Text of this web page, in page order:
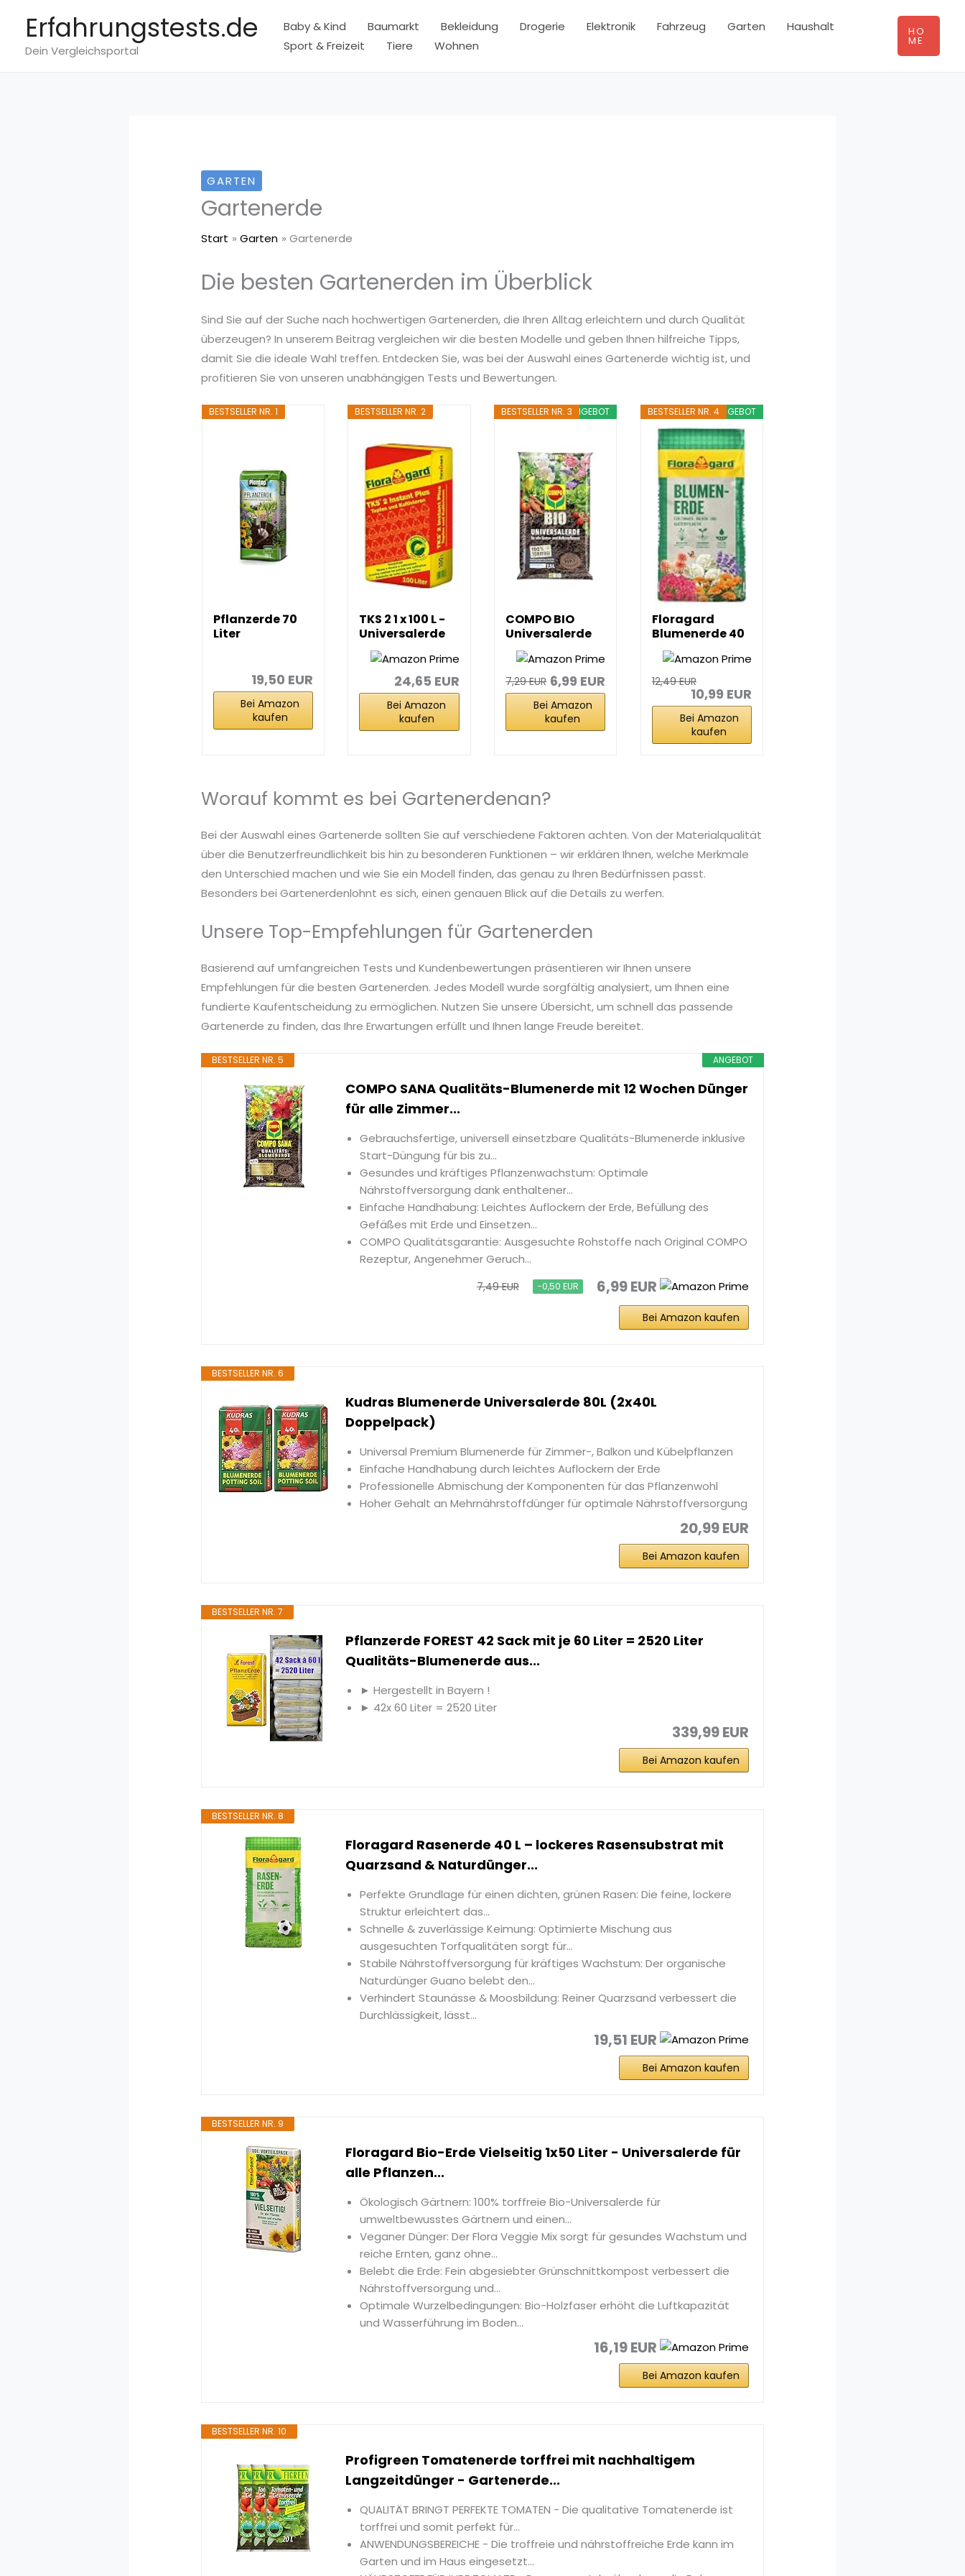
springen
Erfahrungstests.de
Dein Vergleichsportal
Baby & Kind Baumarkt Bekleidung Drogerie Elektronik Fahrzeug Garten
Haushalt
Sport & Freizeit
Tiere Wohnen
HO
ME
GARTEN
Gartenerde
Start Garten Gartenerde
Die besten Gartenerden im Überblick
Sind Sie auf der Suche nach hochwertigen Gartenerden, die Ihren Alltag erleichtern und durch Qualität
überzeugen? In unserem Beitrag vergleichen wir die besten Modelle und geben Ihnen hilfreiche Tipps,
damit Sie die ideale Wahl treffen. Entdecken Sie, was bei der Auswahl eines Gartenerde wichtig ist, und
profitieren Sie von unseren unabhängigen Tests und Bewertungen.
BESTSELLER NR. 1
Pflanzerde 70
Liter
19,50 EUR
Bei Amazon
kaufen
BESTSELLER NR. 2
TKS 2 1 x 100 L -
Universalerde
für...
24,65 EUR
Bei Amazon
kaufen
ANGEBOT
BESTSELLER NR. 3
COMPO BIO
Universalerde
torffrei - für
alle...
7,29 EUR 6,99 EUR
Bei Amazon
kaufen
ANGEBOT
BESTSELLER NR. 4
Floragard
Blumenerde 40
L –
hochwertige...
12,49 EUR
10,99 EUR
Bei Amazon
kaufen
Worauf kommt es bei Gartenerdenan?
Bei der Auswahl eines Gartenerde sollten Sie auf verschiedene Faktoren achten. Von der Materialqualität
über die Benutzerfreundlichkeit bis hin zu besonderen Funktionen – wir erklären Ihnen, welche Merkmale
den Unterschied machen und wie Sie ein Modell finden, das genau zu Ihren Bedürfnissen passt.
Besonders bei Gartenerdenlohnt es sich, einen genauen Blick auf die Details zu werfen.
Unsere Top-Empfehlungen für Gartenerden
Basierend auf umfangreichen Tests und Kundenbewertungen präsentieren wir Ihnen unsere
Empfehlungen für die besten Gartenerden. Jedes Modell wurde sorgfältig analysiert, um Ihnen eine
fundierte Kaufentscheidung zu ermöglichen. Nutzen Sie unsere Übersicht, um schnell das passende
Gartenerde zu finden, das Ihre Erwartungen erfüllt und Ihnen lange Freude bereitet.
ANGEBOT
BESTSELLER NR. 5
COMPO SANA Qualitäts-Blumenerde mit 12 Wochen Dünger
für alle Zimmer...
Gebrauchsfertige, universell einsetzbare Qualitäts-Blumenerde inklusive
Start-Düngung für bis zu...
Gesundes und kräftiges Pflanzenwachstum: Optimale
Nährstoffversorgung dank enthaltener...
Einfache Handhabung: Leichtes Auflockern der Erde, Befüllung des
Gefäßes mit Erde und Einsetzen...
COMPO Qualitätsgarantie: Ausgesuchte Rohstoffe nach Original COMPO
Rezeptur, Angenehmer Geruch...
7,49 EUR −0,50 EUR 6,99 EUR
Bei Amazon kaufen
BESTSELLER NR. 6
Kudras Blumenerde Universalerde 80L (2x40L
Doppelpack)
Universal Premium Blumenerde für Zimmer-, Balkon und Kübelpflanzen
Einfache Handhabung durch leichtes Auflockern der Erde
Professionelle Abmischung der Komponenten für das Pflanzenwohl
Hoher Gehalt an Mehrnährstoffdünger für optimale Nährstoffversorgung
20,99 EUR
Bei Amazon kaufen
BESTSELLER NR. 7
Pflanzerde FOREST 42 Sack mit je 60 Liter = 2520 Liter
Qualitäts-Blumenerde aus...
► Hergestellt in Bayern !
► 42x 60 Liter = 2520 Liter
339,99 EUR
Bei Amazon kaufen
BESTSELLER NR. 8
Floragard Rasenerde 40 L – lockeres Rasensubstrat mit
Quarzsand & Naturdünger...
Perfekte Grundlage für einen dichten, grünen Rasen: Die feine, lockere
Struktur erleichtert das...
Schnelle & zuverlässige Keimung: Optimierte Mischung aus
ausgesuchten Torfqualitäten sorgt für...
Stabile Nährstoffversorgung für kräftiges Wachstum: Der organische
Naturdünger Guano belebt den...
Verhindert Staunässe & Moosbildung: Reiner Quarzsand verbessert die
Durchlässigkeit, lässt...
19,51 EUR
Bei Amazon kaufen
BESTSELLER NR. 9
Floragard Bio-Erde Vielseitig 1x50 Liter - Universalerde für
alle Pflanzen...
Ökologisch Gärtnern: 100% torffreie Bio-Universalerde für
umweltbewusstes Gärtnern und einen...
Veganer Dünger: Der Flora Veggie Mix sorgt für gesundes Wachstum und
reiche Ernten, ganz ohne...
Belebt die Erde: Fein abgesiebter Grünschnittkompost verbessert die
Nährstoffversorgung und...
Optimale Wurzelbedingungen: Bio-Holzfaser erhöht die Luftkapazität
und Wasserführung im Boden...
16,19 EUR
Bei Amazon kaufen
BESTSELLER NR. 10
Profigreen Tomatenerde torffrei mit nachhaltigem
Langzeitdünger - Gartenerde...
QUALITÄT BRINGT PERFEKTE TOMATEN - Die qualitative Tomatenerde ist
torffrei und somit perfekt für...
ANWENDUNGSBEREICHE - Die troffreie und nährstoffreiche Erde kann im
Garten und im Haus eingesetzt...